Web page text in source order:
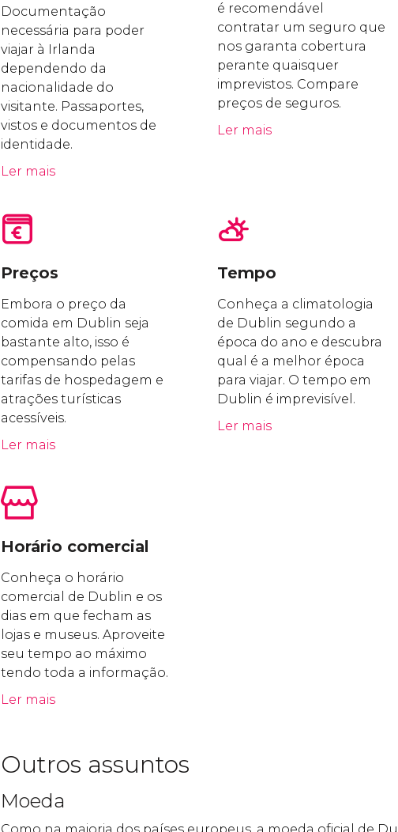
Documentação
necessária para poder
viajar à Irlanda
dependendo da
nacionalidade do
visitante. Passaportes,
vistos e documentos de
identidade.
Ler mais
é recomendável
contratar um seguro que
nos garanta cobertura
perante quaisquer
imprevistos. Compare
preços de seguros.
Ler mais
Preços
Embora o preço da
comida em Dublin seja
bastante alto, isso é
compensando pelas
tarifas de hospedagem e
atrações turísticas
acessíveis.
Ler mais
Tempo
Conheça a climatologia
de Dublin segundo a
época do ano e descubra
qual é a melhor época
para viajar. O tempo em
Dublin é imprevisível.
Ler mais
Horário comercial
Conheça o horário
comercial de Dublin e os
dias em que fecham as
lojas e museus. Aproveite
seu tempo ao máximo
tendo toda a informação.
Ler mais
Outros assuntos
Moeda